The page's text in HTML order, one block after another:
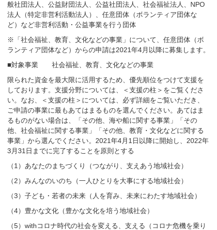
般社団法人、公益財団法人、公益社団法人、社会福祉法人、NPO
法人（特定非営利活動法人）、任意団体（ボランティア団体な
ど）など非営利活動・公益事業を行う団体
※
「社会福祉、教育、文化などの事業」について、任意団体（ボ
ランティア団体など）からの申請は2021年4月以降に募集します。
■対象事業 社会福祉、教育、文化などの事業
限られた資金を最大限に活用するため、優先順位をつけて支援を
しております。支援分野については、＜支援の柱＞をご覧くださ
い。なお、＜支援の柱＞については、必ず詳細をご覧いただき、
ご申請の事業に最もあてはまるものを選んでください。あてはま
るものがない場合は、「その他、海や船に関する事業」「その
他、社会福祉に関する事業」「その他、教育・文化などに関する
事業」から選んでください。2021年4月1日以降に開始し、2022年
3月31日までに完了することを原則とする
（1）あなたのまちづくり（つながり、支えあう地域社会）
（2）みんなのいのち（一人ひとりを大事にする地域社会）
（3）子ども・若者の未来（人を育み、未来にわたす地域社会）
（4）豊かな文化（豊かな文化を培う地域社会）
（5）withコロナ時代の社会を変える、支える（コロナ危機を乗り